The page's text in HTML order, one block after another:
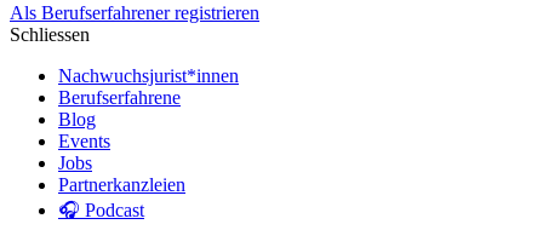
Als Berufserfahrener registrieren
Schliessen
Nachwuchsjurist*innen
Berufserfahrene
Blog
Events
Jobs
Partnerkanzleien
🎧 Podcast